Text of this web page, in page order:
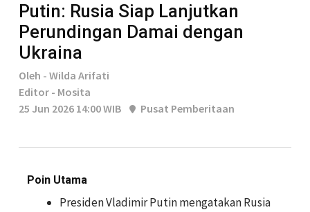
Putin: Rusia Siap Lanjutkan
Perundingan Damai dengan
Ukraina
Oleh - Wilda Arifati
Editor - Mosita
25 Jun 2026 14:00 WIB
Pusat Pemberitaan
Poin Utama
Presiden Vladimir Putin mengatakan Rusia